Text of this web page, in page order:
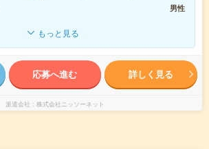
男性
もっと見る
応募へ進む 詳しく見る
派遣会社 株式会社ニッソーネット